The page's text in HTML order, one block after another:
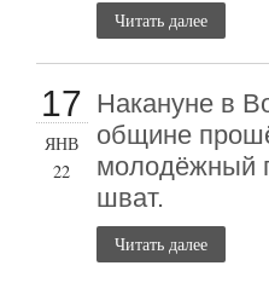
Читать далее
17
ЯНВ
22
Накануне в
общине
молодёжный
шват.
Читать далее